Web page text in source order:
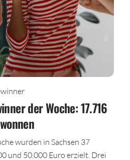
der Woche: 17.716
wurden in Sachsen 37
und 50.000 Euro erzielt. Drei